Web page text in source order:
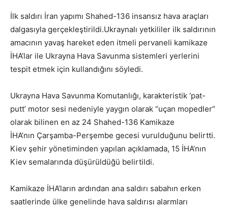
İlk saldırı İran yapımı Shahed-136 insansız hava araçları
dalgasıyla gerçekleştirildi.Ukraynalı yetkililer ilk saldırının
amacının yavaş hareket eden itmeli pervaneli kamikaze
İHA’lar ile Ukrayna Hava Savunma sistemleri yerlerini
tespit etmek için kullandığını söyledi.
Ukrayna Hava Savunma Komutanlığı, karakteristik ‘pat-
putt’ motor sesi nedeniyle yaygın olarak “uçan mopedler”
olarak bilinen en az 24 Shahed-136 Kamikaze
İHA’nın Çarşamba-Perşembe gecesi vurulduğunu belirtti.
Kiev şehir yönetiminden yapılan açıklamada, 15 İHA’nın
Kiev semalarında düşürüldüğü belirtildi.
Kamikaze İHA’ların ardından ana saldırı sabahın erken
saatlerinde ülke genelinde hava saldırısı alarmları